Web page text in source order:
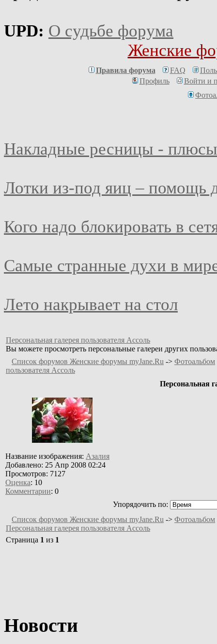
UPD: О судьбе форума
Женские
Правила форума FAQ
Профиль
Войти и
Накладные ресницы -
Лотки из-под яиц – помощь
Кого надо блокировать в
Самые странные духи в
Лето накрывает на стол
Персональная галерея пользователя Ассоль
Вы можете просмотреть персональные галереи других
Список форумов Женские форумы myJane.Ru -> Фотоальбом
пользователя Ассоль
Персональная
Название изображения: Азалия
Добавлено: 25 Апр 2008 02:24
Просмотров: 7127
Оценка: 10
Комментарии: 0
Упорядочить по:
Список форумов Женские форумы myJane.Ru -> Фотоальбом
Персональная галерея пользователя Ассоль
Страница 1 из 1
Новости